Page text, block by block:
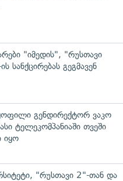
"იმედის", "რუსთავი
სანქცირებას გეგმავენ
გენდირექტორ ვაკო
ტელეკომპანიაში თვეში
იყო
"რუსთავი 2"-თან და